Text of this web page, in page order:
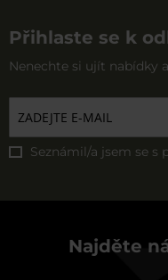
přepravu a také rychlý
různým nepříznivým
podívejte na nabídku
Přihlaste se k
Nenechte si ujít nabídky
Seznámil/a jsem se s
Najděte